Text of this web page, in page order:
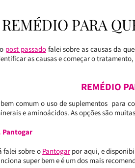
REMÉDIO PARA
post passadofalei sobre as causas da
as causas e começar o
REMÉDIO
bem comum o uso de suplementos para
e aminoácidos. As opções são
Pantogar
falei sobre o Pantogar por aqui, e
super bem e é um dos mais